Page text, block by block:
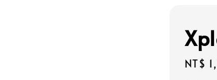
Sale
NT$